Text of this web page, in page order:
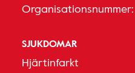
SJUKDOMAR
Hjärtinfarkt